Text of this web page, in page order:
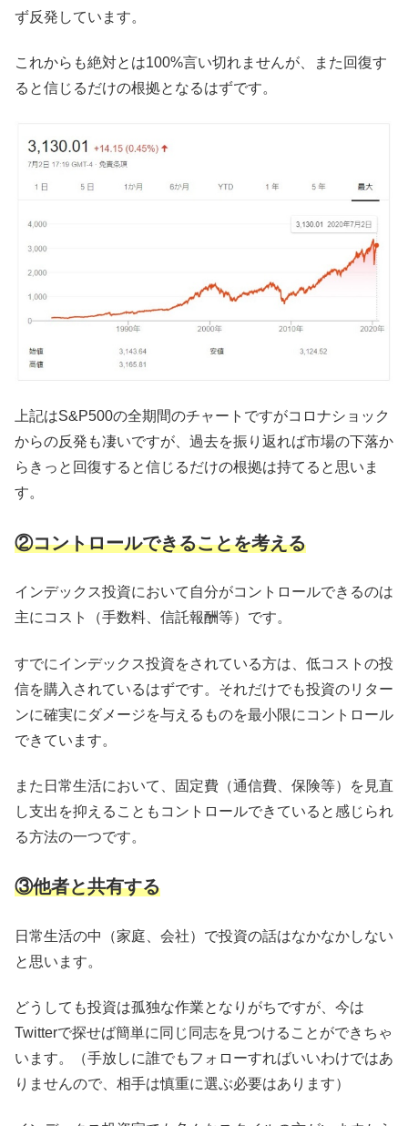
ず反発しています。
これからも絶対とは100%言い切れませんが、また回復す
ると信じるだけの根拠となるはずです。
上記はS&P500の全期間のチャートですがコロナショック
からの反発も凄いですが、過去を振り返れば市場の下落か
らきっと回復すると信じるだけの根拠は持てると思いま
す。
②コントロールできることを考える
インデックス投資において自分がコントロールできるのは
主にコスト（手数料、信託報酬等）です。
すでにインデックス投資をされている方は、低コストの投
信を購入されているはずです。それだけでも投資のリター
ンに確実にダメージを与えるものを最小限にコントロール
できています。
また日常生活において、固定費（通信費、保険等）を見直
し支出を抑えることもコントロールできていると感じられ
る方法の一つです。
③他者と共有する
日常生活の中（家庭、会社）で投資の話はなかなかしない
と思います。
どうしても投資は孤独な作業となりがちですが、今は
Twitterで探せば簡単に同じ同志を見つけることができちゃ
います。（手放しに誰でもフォローすればいいわけではあ
りませんので、相手は慎重に選ぶ必要はあります）